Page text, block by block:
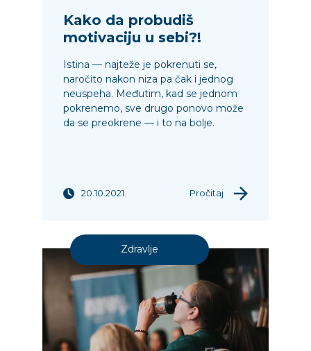
Kako da probudiš
motivaciju u sebi?!
Istina — najteže je pokrenuti se,
naročito nakon niza pa čak i jednog
neuspeha. Međutim, kad se jednom
pokrenemo, sve drugo ponovo može
da se preokrene — i to na bolje.
20.10.2021. Pročitaj
Zdravlje